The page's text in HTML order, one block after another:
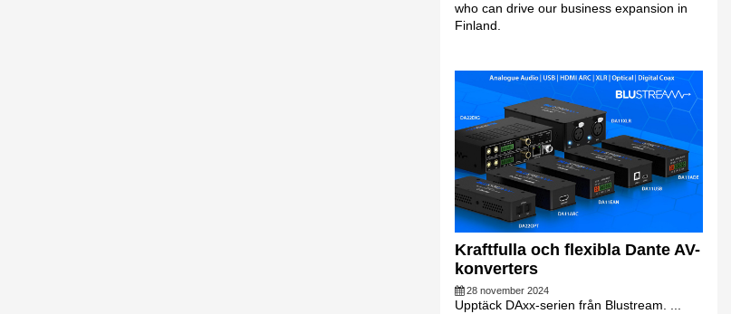
who can drive our business expansion in
Finland.
Kraftfulla och flexibla Dante AV-
konverters
28 november 2024
Upptäck DAxx-serien från Blustream. ...